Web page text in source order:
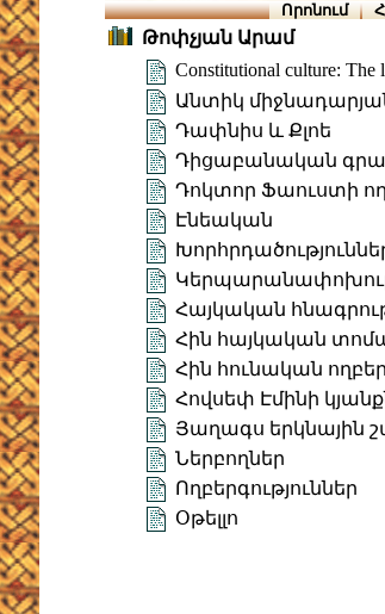
Որոնում
Թոփչյան Արամ
Constitutional culture: The
Անտիկ
Դափնիս և Քլոե
Դիցաբանական
Դոկտոր Ֆաուստի
Էնեական
Հայկական
Հին հայկական
Հին հունական
Հովսեփ Էմինի
Յաղագս երկնային
Ներբողներ
Ողբերգություններ
Օթելլո